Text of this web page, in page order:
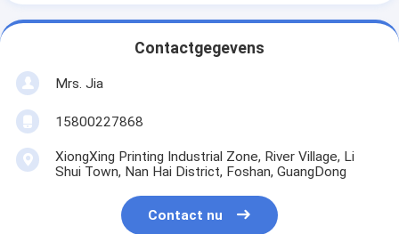
Contactgegevens
Mrs. Jia
15800227868
XiongXing Printing Industrial Zone, River Village, Li
Shui Town, Nan Hai District, Foshan, GuangDong
Contact nu